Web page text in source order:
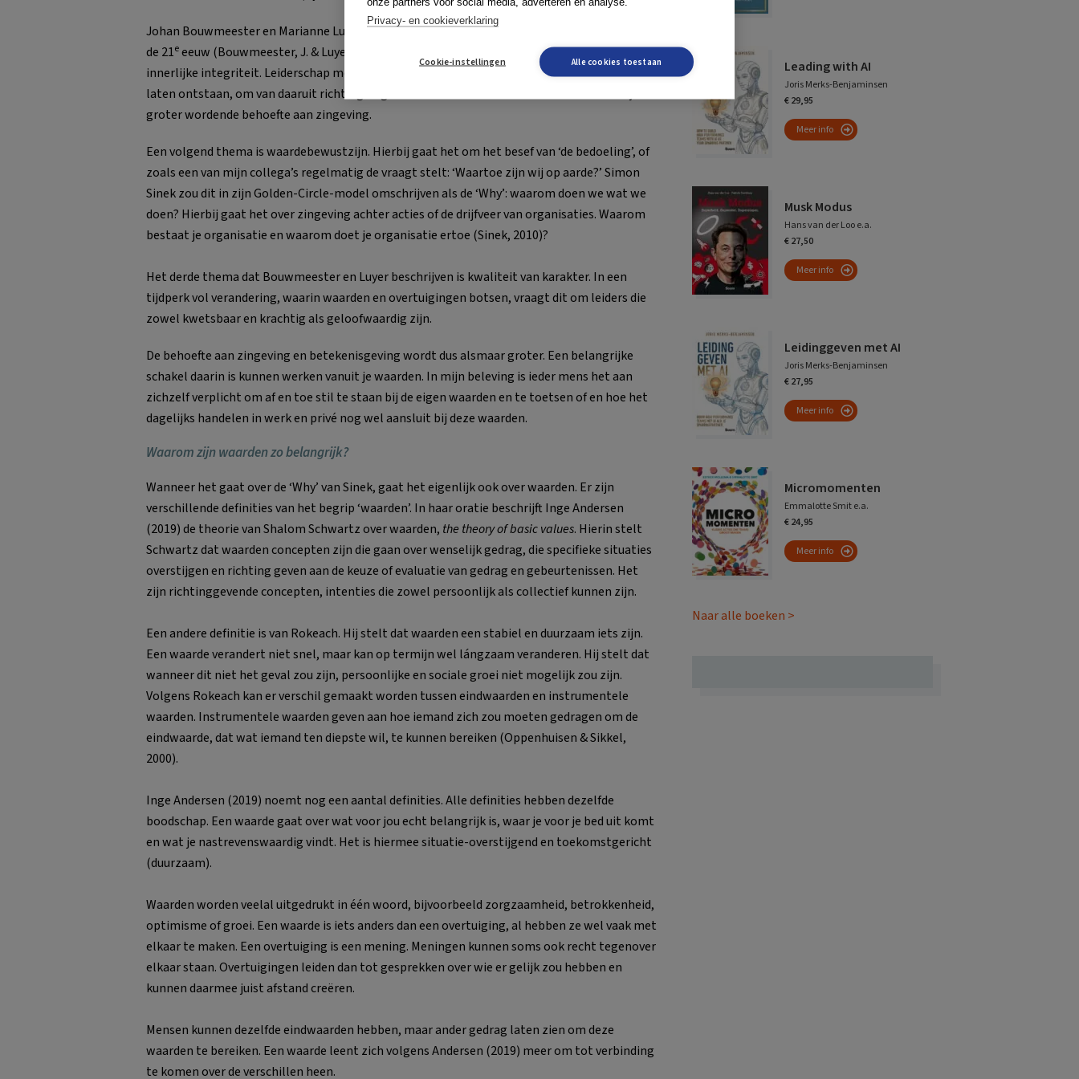
Johan Bouwmeester en Marianne Luyer beschrijven dan ook drie thema’s voor leiderschap in
de 21eeeuw (Bouwmeester, J. & Luyer, M.,2017). Het eerste thema is betekenisgeving en
innerlijke integriteit. Leiderschap moet in staat zijn om een nieuw betekenisvol verhaal te
laten ontstaan, om van daaruit richting te geven aan zichzelf en anderen. Dit sluit aan bij de
groter wordende behoefte aan zingeving.
Een volgend thema is waardebewustzijn. Hierbij gaat het om het besef van ‘de bedoeling’, of
zoals een van mijn collega’s regelmatig de vraagt stelt: ‘Waartoe zijn wij op aarde?’ Simon
Sinek zou dit in zijn Golden-Circle-model omschrijven als de ‘Why’: waarom doen we wat we
doen? Hierbij gaat het over zingeving achter acties of de drijfveer van organisaties. Waarom
bestaat je organisatie en waarom doet je organisatie ertoe (Sinek, 2010)?
Het derde thema dat Bouwmeester en Luyer beschrijven is kwaliteit van karakter. In een
tijdperk vol verandering, waarin waarden en overtuigingen botsen, vraagt dit om leiders die
zowel kwetsbaar en krachtig als geloofwaardig zijn.
De behoefte aan zingeving en betekenisgeving wordt dus alsmaar groter. Een belangrijke
schakel daarin is kunnen werken vanuit je waarden. In mijn beleving is ieder mens het aan
zichzelf verplicht om af en toe stil te staan bij de eigen waarden en te toetsen of en hoe het
dagelijks handelen in werk en privé nog wel aansluit bij deze waarden.
Waarom zijn waarden zo belangrijk?
Wanneer het gaat over de ‘Why’ van Sinek, gaat het eigenlijk ook over waarden. Er zijn
verschillende definities van het begrip ‘waarden’. In haar oratie beschrijft Inge Andersen
(2019) de theorie van Shalom Schwartz over waarden, the theory of basic values. Hierin stelt
Schwartz dat waarden concepten zijn die gaan over wenselijk gedrag, die specifieke situaties
overstijgen en richting geven aan de keuze of evaluatie van gedrag en gebeurtenissen. Het
zijn richtinggevende concepten, intenties die zowel persoonlijk als collectief kunnen zijn.
Een andere definitie is van Rokeach. Hij stelt dat waarden een stabiel en duurzaam iets zijn.
Een waarde verandert niet snel, maar kan op termijn wel lángzaam veranderen. Hij stelt dat
wanneer dit niet het geval zou zijn, persoonlijke en sociale groei niet mogelijk zou zijn.
Volgens Rokeach kan er verschil gemaakt worden tussen eindwaarden en instrumentele
waarden. Instrumentele waarden geven aan hoe iemand zich zou moeten gedragen om de
eindwaarde, dat wat iemand ten diepste wil, te kunnen bereiken (Oppenhuisen & Sikkel,
2000).
Inge Andersen (2019) noemt nog een aantal definities. Alle definities hebben dezelfde
boodschap. Een waarde gaat over wat voor jou echt belangrijk is, waar je voor je bed uit komt
en wat je nastrevenswaardig vindt. Het is hiermee situatie-overstijgend en toekomstgericht
(duurzaam).
Waarden worden veelal uitgedrukt in één woord, bijvoorbeeld zorgzaamheid, betrokkenheid,
optimisme of groei. Een waarde is iets anders dan een overtuiging, al hebben ze wel vaak met
elkaar te maken. Een overtuiging is een mening. Meningen kunnen soms ook recht tegenover
elkaar staan. Overtuigingen leiden dan tot gesprekken over wie er gelijk zou hebben en
kunnen daarmee juist afstand creëren.
Mensen kunnen dezelfde eindwaarden hebben, maar ander gedrag laten zien om deze
waarden te bereiken. Een waarde leent zich volgens Andersen (2019) meer om tot verbinding
te komen over de verschillen heen.
Leading with AI
Joris Merks-Benjaminsen
€ 29,95
Meer info
Musk Modus
Hans van der Loo e.a.
€ 27,50
Meer info
Leidinggeven met AI
Joris Merks-Benjaminsen
€ 27,95
Meer info
Micromomenten
Emmalotte Smit e.a.
€ 24,95
Meer info
Naar alle boeken >
Privacy- en cookieverklaring
Cookie-instellingen Alle cookies toestaan